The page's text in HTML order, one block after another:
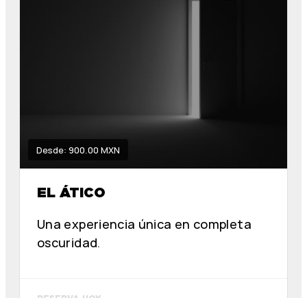
Desde: 900.00 MXN
EL ÁTICO
Una experiencia única en completa
oscuridad.